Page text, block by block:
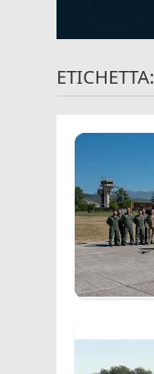
ETICHETTA: